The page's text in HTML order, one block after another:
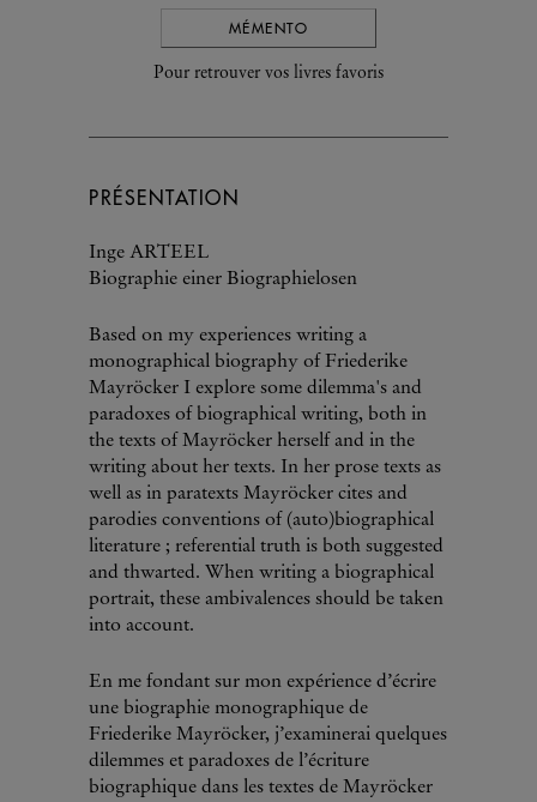
MÉMENTO
Pour retrouver vos livres favoris
PRÉSENTATION
Inge ARTEEL
Biographie einer Biographielosen
Based on my experiences writing a
monographical biography of Friederike
Mayröcker I explore some dilemma's and
paradoxes of biographical writing, both in
the texts of Mayröcker herself and in the
writing about her texts. In her prose texts as
well as in paratexts Mayröcker cites and
parodies conventions of (auto)biographical
literature ; referential truth is both suggested
and thwarted. When writing a biographical
portrait, these ambivalences should be taken
into account.
En me fondant sur mon expérience d’écrire
une biographie monographique de
Friederike Mayröcker, j’examinerai quelques
dilemmes et paradoxes de l’écriture
biographique dans les textes de Mayröcker